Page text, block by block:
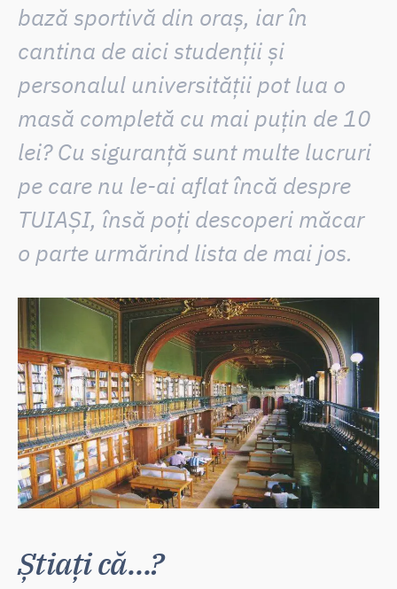
bază sportivă din oraș, iar în
cantina de aici studenții și
personalul universității pot lua o
masă completă cu mai puțin de 10
lei? Cu siguranță sunt multe lucruri
pe care nu le-ai aflat încă despre
TUIAȘI, însă poți descoperi măcar
o parte urmărind lista de mai jos.
Știați că…?